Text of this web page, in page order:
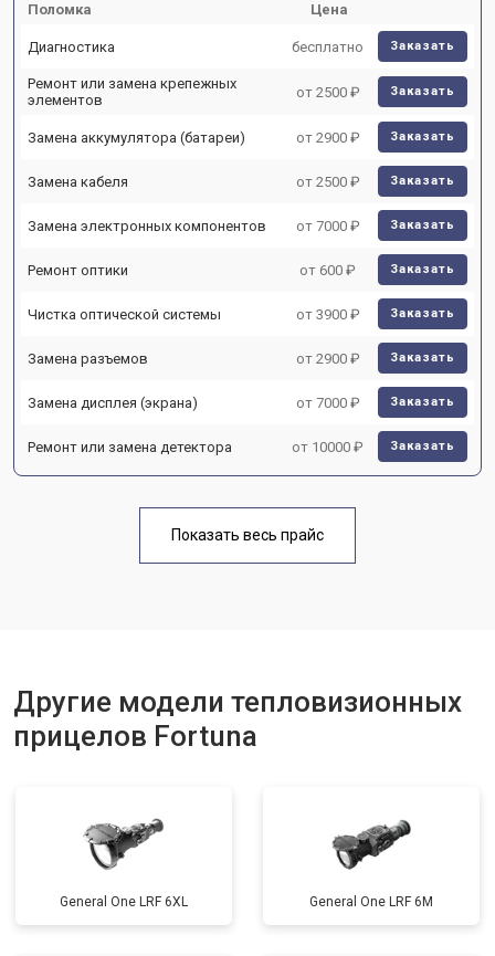
Поломка Цена
Диагностика бесплатно Заказать
Ремонт или замена крепежных
элементов
от 2500 ₽ Заказать
Замена аккумулятора (батареи) от 2900 ₽ Заказать
Замена кабеля от 2500 ₽ Заказать
Замена электронных компонентов от 7000 ₽ Заказать
Ремонт оптики от 600 ₽ Заказать
Чистка оптической системы от 3900 ₽ Заказать
Замена разъемов от 2900 ₽ Заказать
Замена дисплея (экрана) от 7000 ₽ Заказать
Ремонт или замена детектора от 10000 ₽ Заказать
Показать весь прайс
Другие модели тепловизионных
прицелов Fortuna
General One LRF 6XL General One LRF 6M